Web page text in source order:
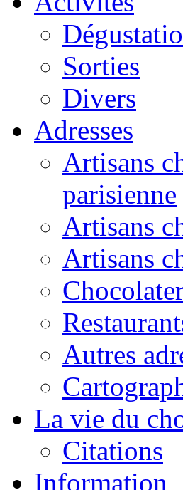
Sorties
Divers
Adresses
Artisans
parisienne
Artisans
Artisans
Autres
La vie du
Citations
Information